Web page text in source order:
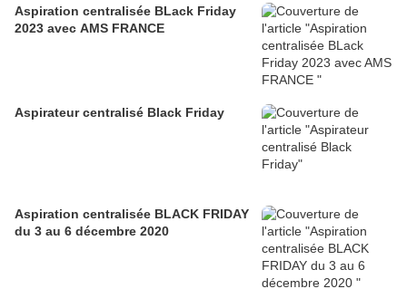
Aspiration centralisée BLack Friday
2023 avec AMS FRANCE
Aspirateur centralisé Black Friday
Aspiration centralisée BLACK FRIDAY
du 3 au 6 décembre 2020